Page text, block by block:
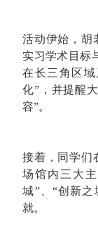
活动伊始，胡
实习学术目标
在长三角区
化”，并提醒
容”。
接着，同学们
场馆内三大
城”、“创新
就。